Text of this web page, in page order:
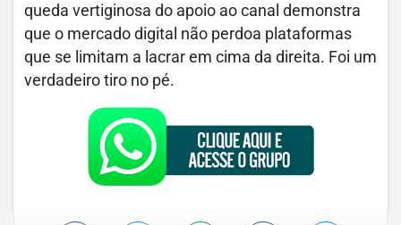
queda vertiginosa do apoio ao canal demonstra
que o mercado digital não perdoa plataformas
que se limitam a lacrar em cima da direita. Foi um
verdadeiro tiro no pé.